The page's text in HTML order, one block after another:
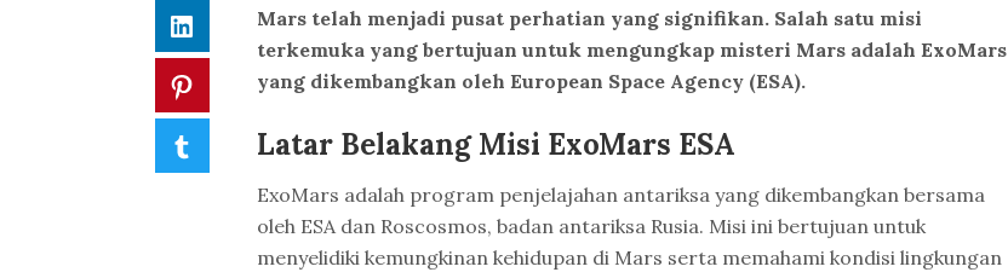
LinkedIn
Pinterest
Tumblr
Mars telah menjadi pusat perhatian yang signifikan. Salah satu misi
terkemuka yang bertujuan untuk mengungkap misteri Mars adalah ExoMars
yang dikembangkan oleh European Space Agency (ESA).
Latar Belakang Misi ExoMars ESA
ExoMars adalah program penjelajahan antariksa yang dikembangkan bersama
oleh ESA dan Roscosmos, badan antariksa Rusia. Misi ini bertujuan untuk
menyelidiki kemungkinan kehidupan di Mars serta memahami kondisi lingkungan